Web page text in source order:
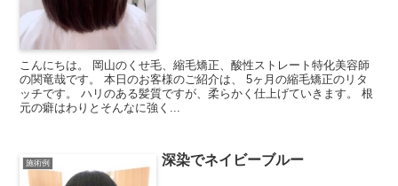
こんにちは。 岡山のくせ毛、縮毛矯正、酸性ストレート特化美容師
の関竜哉です。 本日のお客様のご紹介は、 5ヶ月の縮毛矯正のリタ
ッチです。 ハリのある髪質ですが、柔らかく仕上げていきます。 根
元の癖はわりとそんなに強く...
施術例 深染でネイビーブルー